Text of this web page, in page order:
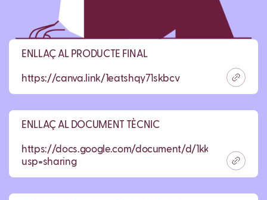
ENLLAÇ AL PRODUCTE FINAL
https://canva.link/1eatshqy71skbcv
ENLLAÇ AL DOCUMENT TÈCNIC
https://docs.google.com/document/d/
usp=sharing